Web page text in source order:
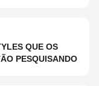
QUE OS
PESQUISANDO